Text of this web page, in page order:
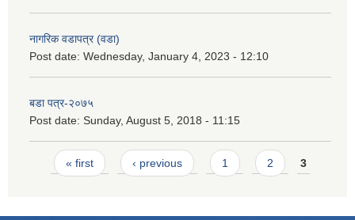
नागरिक वडापत्र (वडा)
Post date: Wednesday, January 4, 2023 - 12:10
बडा पत्र-२०७५
Post date: Sunday, August 5, 2018 - 11:15
Pages
« first ‹ previous 1 2 3